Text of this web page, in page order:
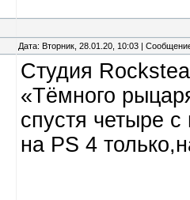
Дата: Вторник, 28.01.20, 10:03 |
Студия
«Тёмного
спустя четыре
на PS 4